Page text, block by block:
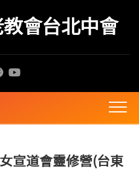
會台北中會
宣道會靈修營(台東